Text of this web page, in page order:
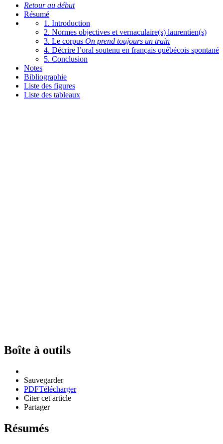
Retour au début
Résumé
1. Introduction
2. Normes objectives et vernaculaire(s) laurentien(s)
3. Le corpus On prend toujours un train
4. Décrire l’oral soutenu en français québécois spontané
5. Conclusion
Notes
Bibliographie
Liste des figures
Liste des tableaux
Boîte à outils
Sauvegarder
PDFTélécharger
Citer cet article
Partager
Résumés